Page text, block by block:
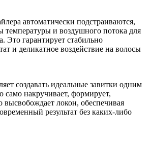
автоматически подстраиваются,
температуры и воздушного потока для
Это гарантирует стабильно
и деликатное воздействие на волосы
создавать идеальные завитки одним
само накручивает, формирует,
высвобождает локон, обеспечивая
результат без каких-либо